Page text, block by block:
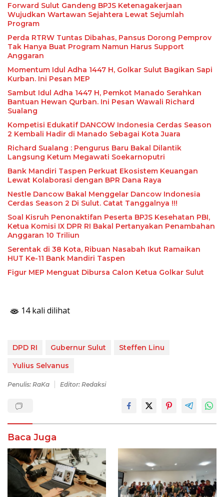
Forward Sulut Gandeng BPJS Ketenagakerjaan
Wujudkan Wartawan Sejahtera Lewat Sejumlah
Program
Perda RTRW Tuntas Dibahas, Pansus Dorong Pemprov
Tak Hanya Buat Program Namun Harus Support
Anggaran
Momentum Idul Adha 1447 H, Golkar Sulut Bagikan Sapi
Kurban. Ini Pesan MEP
Sambut Idul Adha 1447 H, Pemkot Manado Serahkan
Bantuan Hewan Qurban. Ini Pesan Wawali Richard
Sualang
Kompetisi Edukatif DANCOW Indonesia Cerdas Season
2 Kembali Hadir di Manado Sebagai Kota Juara
Richard Sualang : Pengurus Baru Bakal Dilantik
Langsung Ketum Megawati Soekarnoputri
Bank Mandiri Taspen Perkuat Ekosistem Keuangan
Lewat Kolaborasi dengan BPR Dana Raya
Nestle Dancow Bakal Menggelar Dancow Indonesia
Cerdas Season 2 Di Sulut. Catat Tanggalnya !!!
Soal Kisruh Penonaktifan Peserta BPJS Kesehatan PBI,
Ketua Komisi IX DPR RI Bakal Pertanyakan Penambahan
Anggaran 10 Triliun
Serentak di 38 Kota, Ribuan Nasabah Ikut Ramaikan
HUT Ke-11 Bank Mandiri Taspen
Figur MEP Menguat Dibursa Calon Ketua Golkar Sulut
14 kali dilihat
DPD RI Gubernur Sulut
Steffen Linu
Yulius Selvanus
Penulis: RaKa Editor: Redaksi
Baca Juga